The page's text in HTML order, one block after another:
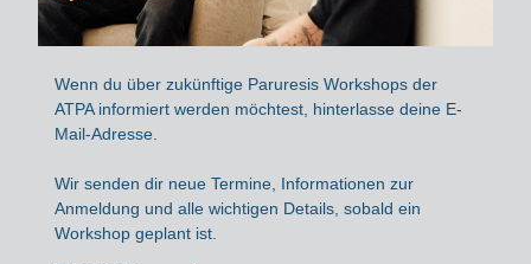
Wenn du über zukünftige Paruresis Workshops der
ATPA informiert werden möchtest, hinterlasse deine E-
Mail-Adresse.
Wir senden dir neue Termine, Informationen zur
Anmeldung und alle wichtigen Details, sobald ein
Workshop geplant ist.